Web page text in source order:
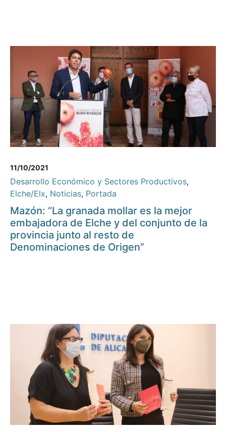
11/10/2021
Desarrollo Económico y Sectores Productivos,
Elche/Elx, Noticias, Portada
Mazón: “La granada mollar es la mejor
embajadora de Elche y del conjunto de la
provincia junto al resto de
Denominaciones de Origen”